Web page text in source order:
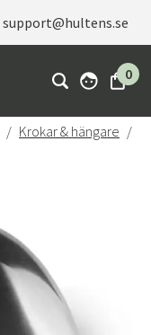
support@hultens.se
0
Krokar & hängare